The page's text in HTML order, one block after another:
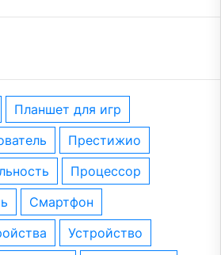
планшет для игр
престижио
процессор
смартфон
устройство